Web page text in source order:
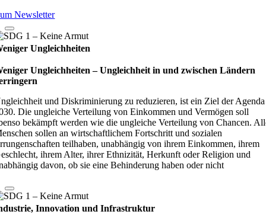
Newsletter
Ungleichheiten
Ungleichheiten – Ungleich­heit in und zwi­schen Län­dern
und Diskriminierung zu reduzieren, ist ein Ziel der Agenda
Die ungleiche Verteilung von Einkommen und Vermögen soll
bekämpft werden wie die ungleiche Verteilung von Chancen.
sollen an wirtschaftlichem Fortschritt und sozialen
teilhaben, unabhängig von ihrem Einkommen, ihrem
ihrem Alter, ihrer Ethnizität, Herkunft oder Religion und
davon, ob sie eine Behinderung haben oder nicht
Innovation und Infrastruktur